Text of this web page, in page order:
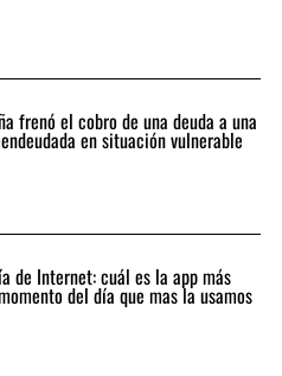
frenó el cobro de una deuda a una
en situación vulnerable
de Internet: cuál es la app más
del día que mas la usamos